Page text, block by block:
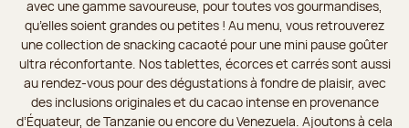
avec une gamme savoureuse, pour toutes vos gourmandises,
qu’elles soient grandes ou petites ! Au menu, vous retrouverez
une collection de snacking cacaoté pour une mini pause goûter
ultra réconfortante. Nos tablettes, écorces et carrés sont aussi
au rendez-vous pour des dégustations à fondre de plaisir, avec
des inclusions originales et du cacao intense en provenance
d’Équateur, de Tanzanie ou encore du Venezuela. Ajoutons à cela